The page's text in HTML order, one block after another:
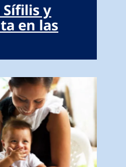
y
en las